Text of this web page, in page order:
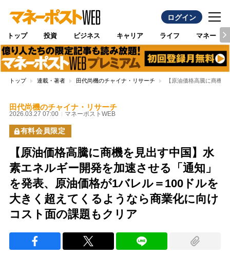
ログイン
トップ 投資 ビジネス キャリア ライフ マネー
トップ 連載・著者 田代尚機のチャイナ・リサーチ 【原油価格高騰に商機
田代尚機のチャイナ・リサーチ
2026.03.27 07:00 マネーポストWEB
有料会員限定
【原油価格高騰に商機を見出す中国】水
素エネルギー開発を加速させる「通知」
を発表、原油価格が1バレル＝100ドルを
大きく超えてくるようなら商業化に向け
コスト面の課題もクリア